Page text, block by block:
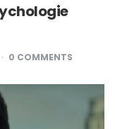
0 COMMENTS